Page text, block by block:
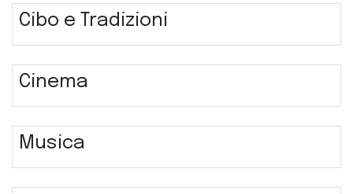
Cibo e Tradizioni
Cinema
Musica